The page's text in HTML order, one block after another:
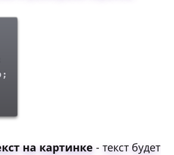
на картинке - текст будет